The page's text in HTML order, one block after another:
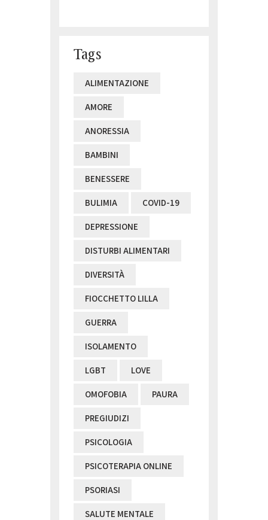
Tags
ALIMENTAZIONE
AMORE
ANORESSIA
BAMBINI
BENESSERE
BULIMIA COVID-19
DEPRESSIONE
DISTURBI ALIMENTARI
DIVERSITÀ
FIOCCHETTO LILLA
GUERRA
ISOLAMENTO
LGBT LOVE
OMOFOBIA PAURA
PREGIUDIZI
PSICOLOGIA
PSICOTERAPIA ONLINE
PSORIASI
SALUTE MENTALE